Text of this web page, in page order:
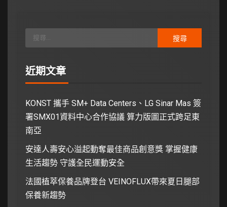
近期文章
KONST 攜手 SM+ Data Centers、LG Sinar Mas 簽
署SMX01資料中心合作協議 算力版圖正式跨足東
南亞
安達人壽安心溢起動奪最佳商品創意獎 掌握健康
生活趨勢 守護全民運動安全
法國植萃保養品牌登台 VEINOFLUX帶來夏日腿部
保養新趨勢